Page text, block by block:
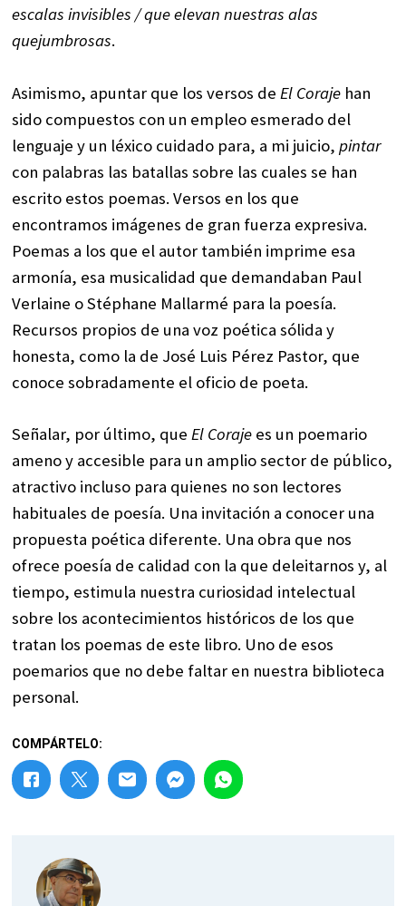
escalas invisibles / que elevan nuestras alas
quejumbrosas.
Asimismo, apuntar que los versos deEl Coraje han
sido compuestos con un empleo esmerado del
lenguaje y un léxico cuidado para, a mi juicio,pintar
con palabras las batallas sobre las cuales se han
escrito estos poemas. Versos en los que
encontramos imágenes de gran fuerza expresiva.
Poemas a los que el autor también imprime esa
armonía, esa musicalidad que demandaban Paul
Verlaine o Stéphane Mallarmé para la poesía.
Recursos propios de una voz poética sólida y
honesta, como la de José Luis Pérez Pastor, que
conoce sobradamente el oficio de poeta.
Señalar, por último, queEl Coraje es un poemario
ameno y accesible para un amplio sector de público,
atractivo incluso para quienes no son lectores
habituales de poesía. Una invitación a conocer una
propuesta poética diferente. Una obra que nos
ofrece poesía de calidad con la que deleitarnos y, al
tiempo, estimula nuestra curiosidad intelectual
sobre los acontecimientos históricos de los que
tratan los poemas de este libro. Uno de esos
poemarios que no debe faltar en nuestra biblioteca
personal.
COMPÁRTELO: